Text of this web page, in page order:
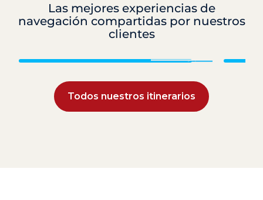
Las mejores experiencias de
navegación compartidas por nuestros
clientes
Todos nuestros itinerarios